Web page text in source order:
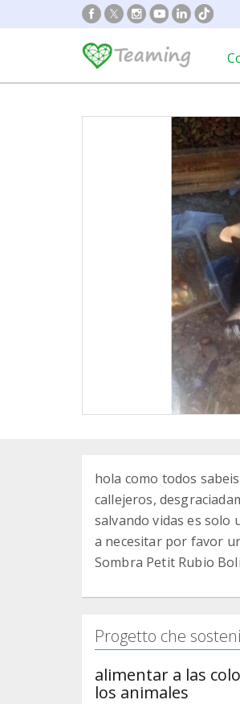
hola como todos
callejeros,
salvando vidas es solo
a necesitar por favor
Sombra Petit Rubio
Progetto che
alimentar a las
los animales